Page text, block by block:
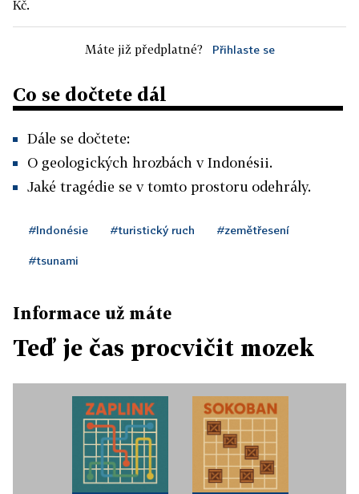
Kč.
Máte již předplatné? Přihlaste se
Co se dočtete dál
Dále se dočtete:
O geologických hrozbách v Indonésii.
Jaké tragédie se v tomto prostoru odehrály.
#Indonésie #turistický ruch #zemětřesení
#tsunami
Informace už máte
Teď je čas procvičit mozek